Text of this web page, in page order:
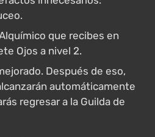
que recibes en
Ojos a nivel 2.
Después de eso,
automáticamente
regresar a la Guilda de